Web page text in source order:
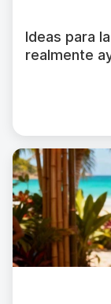
Ideas para
realmente